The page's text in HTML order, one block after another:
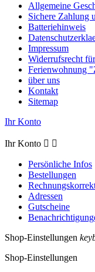
Allgemeine
Sichere Zahlung
Batteriehinweis
Impressum
Widerrufsrecht
Ferienwohnung
über uns
Kontakt
Sitemap
Ihr Konto
Ihr Konto  
Persönliche Infos
Bestellungen
Adressen
Gutscheine
Shop-Einstellungen
Shop-Einstellungen